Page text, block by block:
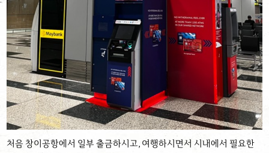
처음 창이공항에서 일부 출금하시고, 여행하시면서 시내에서 필요한